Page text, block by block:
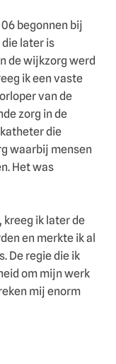
begonnen bij
later is
de wijkzorg werd
ik een vaste
van de
zorg in de
die
waarbij mensen
Het was
kreeg ik later de
en merkte ik al
De regie die ik
om mijn werk
mij enorm